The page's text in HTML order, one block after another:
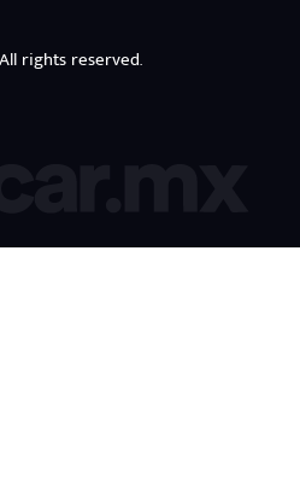
rights reserved.